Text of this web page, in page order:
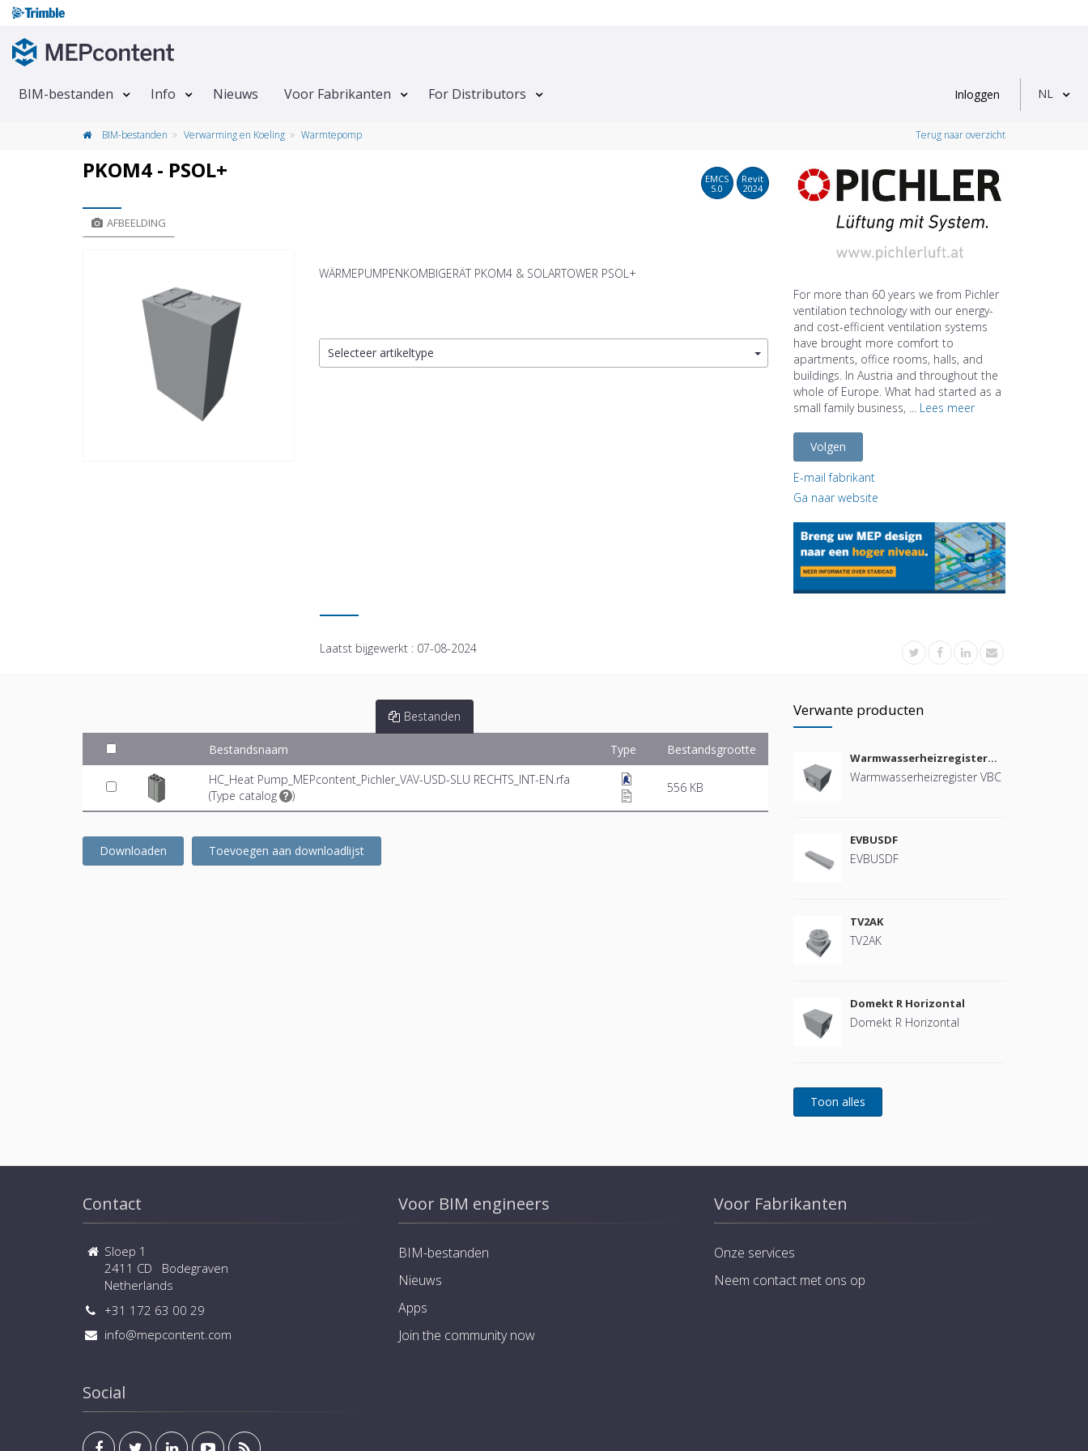
BIM-bestanden Info Nieuws Voor Fabrikanten For Distributors Inloggen NL
BIM-bestanden Verwarming en Koeling Warmtepomp Terug naar overzicht
PKOM4 - PSOL+
EMCS
5.0
Revit
2024
AFBEELDING
WÄRMEPUMPENKOMBIGERÄT PKOM4 & SOLARTOWER PSOL+
Selecteer artikeltype
For more than 60 years we from Pichler
ventilation technology with our energy-
and cost-efficient ventilation systems
have brought more comfort to
apartments, office rooms, halls, and
buildings. In Austria and throughout the
whole of Europe. What had started as a
small family business, ... Lees meer
Volgen
E-mail fabrikant
Ga naar website
Laatst bijgewerkt : 07-08-2024
Bestanden
Bestandsnaam Type
Bestandsgrootte
HC_Heat Pump_MEPcontent_Pichler_VAV-USD-SLU RECHTS_INT-EN.rfa
(Type catalog )
556 KB
Downloaden Toevoegen aan downloadlijst
Verwante producten
Warmwasserheizregister
VBC
Warmwasserheizregister VBC
EVBUSDF
EVBUSDF
TV2AK
TV2AK
Domekt R Horizontal
Domekt R Horizontal
Contact
Sloep 1
2411 CD Bodegraven
Netherlands
+31 172 63 00 29
info@mepcontent.com
Social
Voor BIM engineers
BIM-bestanden
Nieuws
Apps
Join the community now
Voor Fabrikanten
Onze services
Neem contact met ons op